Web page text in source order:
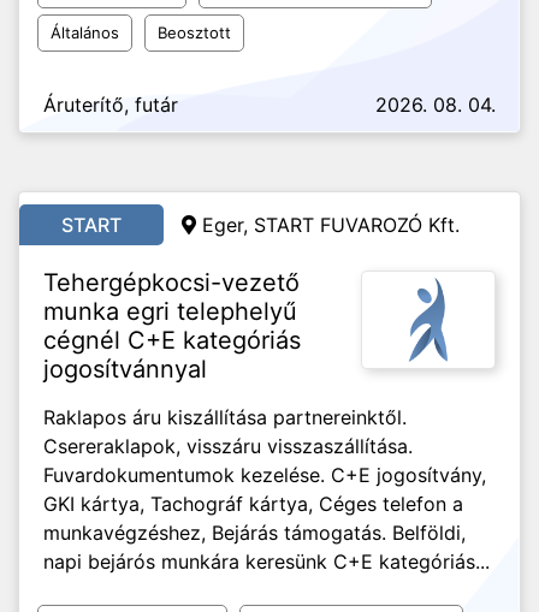
Általános Beosztott
Áruterítő, futár 2026. 08. 04.
START Eger, START FUVAROZÓ Kft.
Tehergépkocsi-vezető
munka egri telephelyű
cégnél C+E kategóriás
jogosítvánnyal
Raklapos áru kiszállítása partnereinktől.
Csereraklapok, visszáru visszaszállítása.
Fuvardokumentumok kezelése. C+E jogosítvány,
GKI kártya, Tachográf kártya, Céges telefon a
munkavégzéshez, Bejárás támogatás. Belföldi,
napi bejárós munkára keresünk C+E kategóriás...